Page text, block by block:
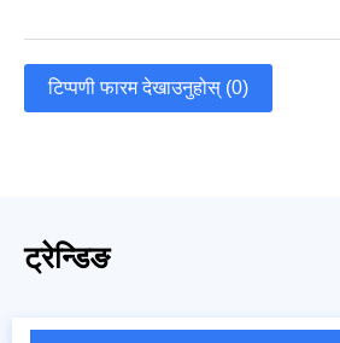
टिप्पणी फारम देखाउनुहोस् (0)
ट्रेन्डिङ